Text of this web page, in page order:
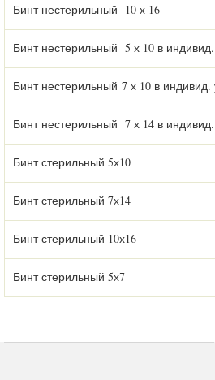
Бинт нестерильный 10 х 16
Бинт нестерильный 5 х 10 в индивид.
Бинт нестерильный 7 х 10 в индивид.
Бинт нестерильный 7 х 14 в индивид.
Бинт стерильный 5х10
Бинт стерильный 7х14
Бинт стерильный 10х16
Бинт стерильный 5х7